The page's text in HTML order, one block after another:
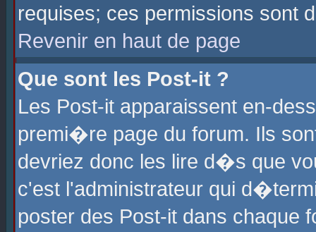
requises; ces permissions sont
Revenir en haut de page
Que sont les Post-it ?
Les Post-it apparaissent en-
premi�re page du forum. Ils
devriez donc les lire d�s que
c'est l'administrateur qui
poster des Post-it dans chaque